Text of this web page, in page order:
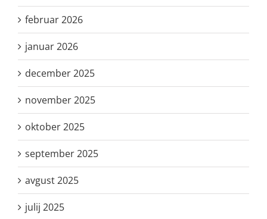
februar 2026
januar 2026
december 2025
november 2025
oktober 2025
september 2025
avgust 2025
julij 2025